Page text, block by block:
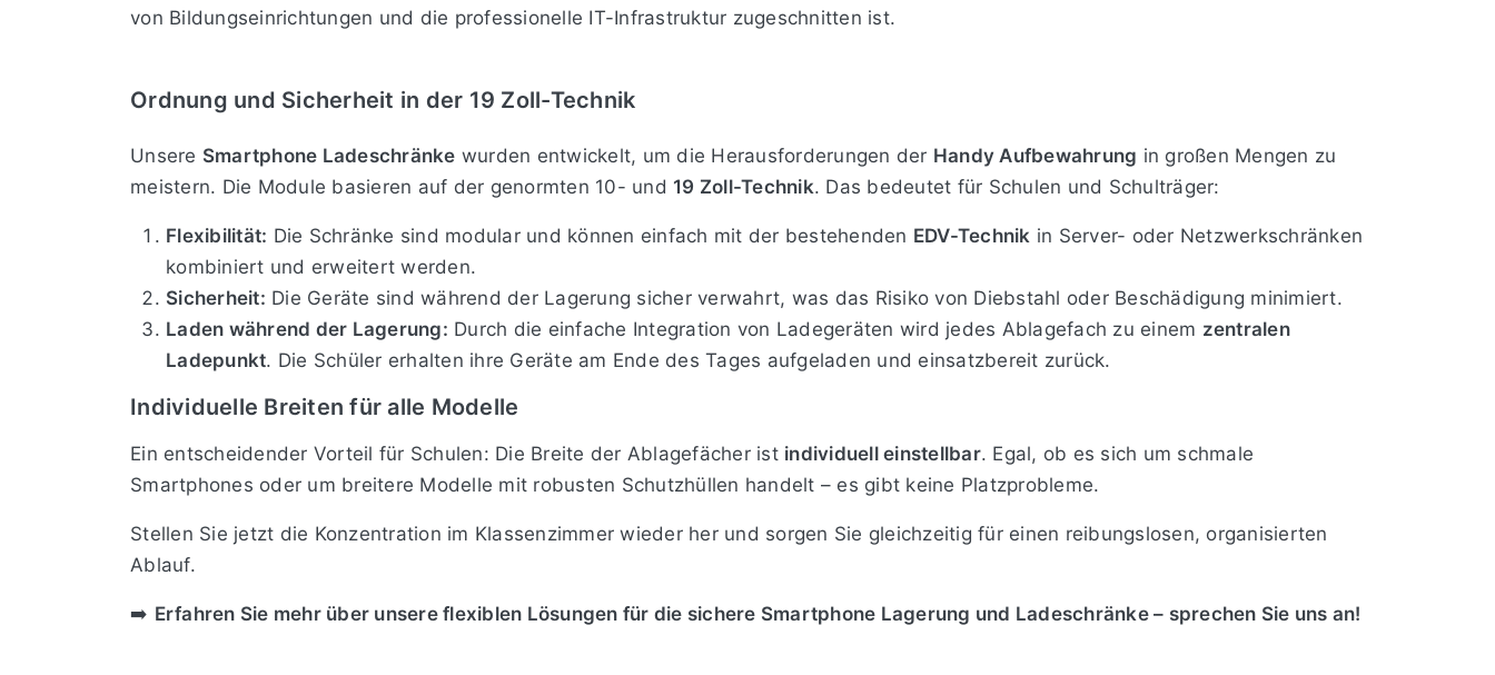
von Bildungseinrichtungen und die professionelle IT-Infrastruktur zugeschnitten ist.
Ordnung und Sicherheit in der 19 Zoll-Technik
Unsere Smartphone Ladeschränke wurden entwickelt, um die Herausforderungen der Handy Aufbewahrung in großen Mengen zu
meistern. Die Module basieren auf der genormten 10- und 19 Zoll-Technik. Das bedeutet für Schulen und Schulträger:
Flexibilität: Die Schränke sind modular und können einfach mit der bestehenden EDV-Technik in Server- oder Netzwerkschränken
kombiniert und erweitert werden.
Sicherheit: Die Geräte sind während der Lagerung sicher verwahrt, was das Risiko von Diebstahl oder Beschädigung minimiert.
Laden während der Lagerung: Durch die einfache Integration von Ladegeräten wird jedes Ablagefach zu einem zentralen
Ladepunkt. Die Schüler erhalten ihre Geräte am Ende des Tages aufgeladen und einsatzbereit zurück.
Individuelle Breiten für alle Modelle
Ein entscheidender Vorteil für Schulen: Die Breite der Ablagefächer ist individuell einstellbar. Egal, ob es sich um schmale
Smartphones oder um breitere Modelle mit robusten Schutzhüllen handelt – es gibt keine Platzprobleme.
Stellen Sie jetzt die Konzentration im Klassenzimmer wieder her und sorgen Sie gleichzeitig für einen reibungslosen, organisierten
Ablauf.
➡️ Erfahren Sie mehr über unsere flexiblen Lösungen für die sichere Smartphone Lagerung und Ladeschränke – sprechen Sie uns an!